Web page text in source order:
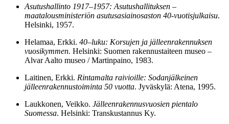
Asutushallinto 1917–1957: Asutushallituksen –
maatalousministeriön asutusasiainosaston 40-vuotisjulkaisu.
Helsinki, 1957.
Helamaa, Erkki. 40–luku: Korsujen ja jälleenrakennuksen
vuosikymmen. Helsinki: Suomen rakennustaiteen museo –
Alvar Aalto museo / Martinpaino, 1983.
Laitinen, Erkki. Rintamalta raivioille: Sodanjälkeinen
jälleenrakennustoiminta 50 vuotta. Jyväskylä: Atena, 1995.
Laukkonen, Veikko. Jälleenrakennusvuosien pientalo
Suomessa. Helsinki: Transkustannus Ky.